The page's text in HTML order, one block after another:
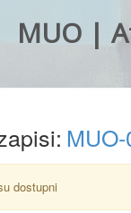
MUO |
dostupni